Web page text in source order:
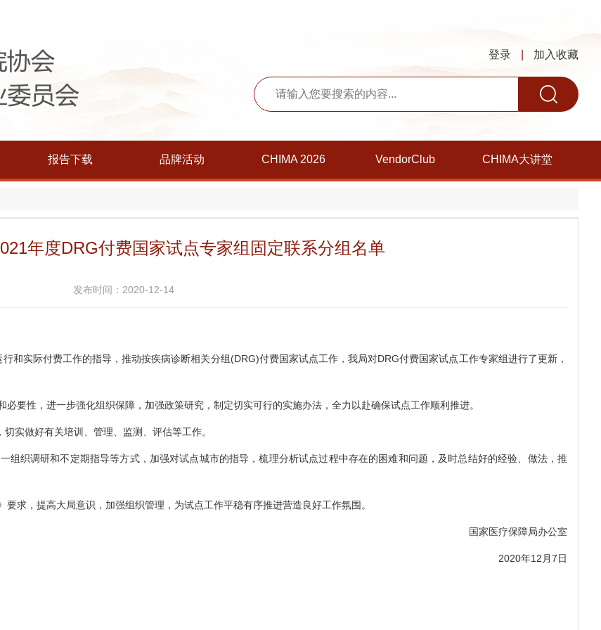
登录 加入收藏
报告下载 品牌活动 CHIMA 2026 VendorClub CHIMA大讲堂
年度DRG付费国家试点专家组固定联系分组名单
发布时间：2020-12-14
实际付费工作的指导，推动按疾病诊断相关分组(DRG)付费国家试点工作，我局对DRG付费国家试点工作专家组进行了更新，
性，进一步强化组织保障，加强政策研究，制定切实可行的实施办法，全力以赴确保试点工作顺利推进。
做好有关培训、管理、监测、评估等工作。
织调研和不定期指导等方式，加强对试点城市的指导，梳理分析试点过程中存在的困难和问题，及时总结好的经验、做法，推
，提高大局意识，加强组织管理，为试点工作平稳有序推进营造良好工作氛围。
国家医疗保障局办公室
2020年12月7日